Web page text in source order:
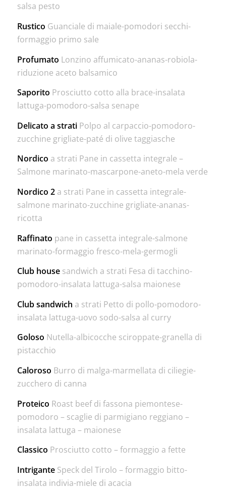
salsa pesto
Rustico Guanciale di maiale-pomodori secchi-
formaggio primo sale
Profumato Lonzino affumicato-ananas-robiola-
riduzione aceto balsamico
Saporito Prosciutto cotto alla brace-insalata
lattuga-pomodoro-salsa senape
Delicato a stratiPolpo al carpaccio-pomodoro-
zucchine grigliate-paté di olive taggiasche
Nordico a strati Pane in cassetta integrale –
Salmone marinato-mascarpone-aneto-mela verde
Nordico 2a strati Pane in cassetta integrale-
salmone marinato-zucchine grigliate-ananas-
ricotta
Raffinato pane in cassetta integrale-salmone
marinato-formaggio fresco-mela-germogli
Club housesandwich a strati Fesa di tacchino-
pomodoro-insalata lattuga-salsa maionese
Club sandwich a strati Petto di pollo-pomodoro-
insalata lattuga-uovo sodo-salsa al curry
Goloso Nutella-albicocche sciroppate-granella di
pistacchio
Caloroso Burro di malga-marmellata di ciliegie-
zucchero di canna
Proteico Roast beef di fassona piemontese-
pomodoro – scaglie di parmigiano reggiano –
insalata lattuga – maionese
Classico Prosciutto cotto – formaggio a fette
IntriganteSpeck del Tirolo – formaggio bitto-
insalata indivia-miele di acacia